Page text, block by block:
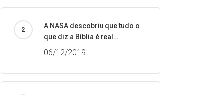
A NASA descobriu que tudo o
que diz a Bíblia é real…
06/12/2019